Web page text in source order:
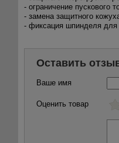
- ограничение пускового
- замена защитного
- фиксация шпинделя
Оставить
Ваше имя
Оценить товар